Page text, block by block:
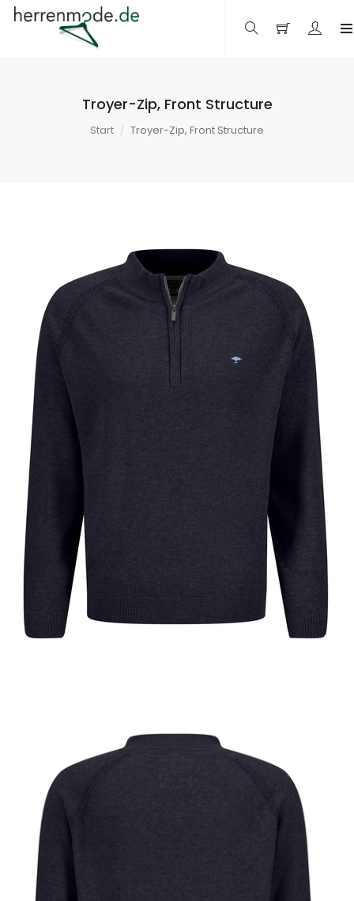
Troyer-Zip, Front Structure
Start Troyer-Zip, Front Structure